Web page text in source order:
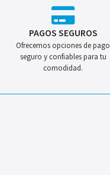
PAGOS SEGUROS
Ofrecemos opciones de pago
seguro y confiables para tu
comodidad.